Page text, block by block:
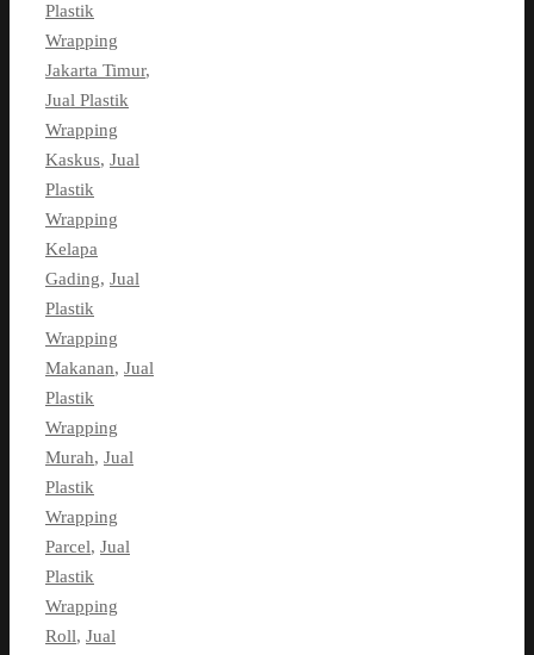
Plastik
Wrapping
Jakarta Timur,
Jual Plastik
Wrapping
Kaskus, Jual
Plastik
Wrapping
Kelapa
Gading, Jual
Plastik
Wrapping
Makanan, Jual
Plastik
Wrapping
Murah, Jual
Plastik
Wrapping
Parcel, Jual
Plastik
Wrapping
Roll, Jual